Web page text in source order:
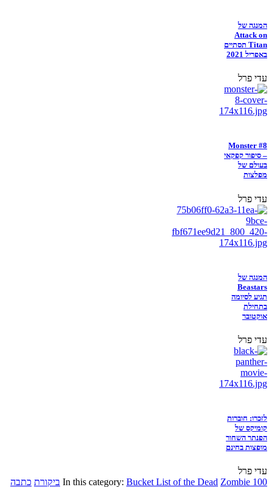
המנגה של
Attack on
Titan תסתיים
באפריל 2021
עדי פרל
Monster #8
– סיפור קפקאי
בעולם של
מפלצות
עדי פרל
המנגה של
Beastars
תגיע לסיומה
בתחילת
אוקטובר
עדי פרל
לזכרו: חוברות
קומיקס של
הפנתר השחור
מופצות בחינם
עדי פרל
In this category: Bucket List of the Dead Zombie 100 ביקורת כתבה